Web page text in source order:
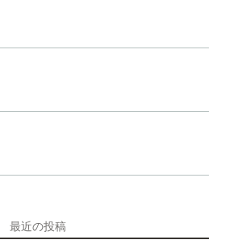
最近の投稿